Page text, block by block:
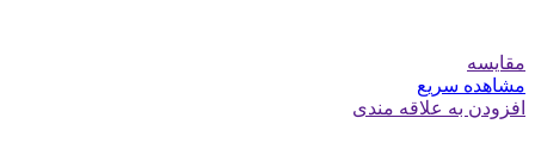
مقایسه
مشاهده سریع
افزودن به علاقه مندی